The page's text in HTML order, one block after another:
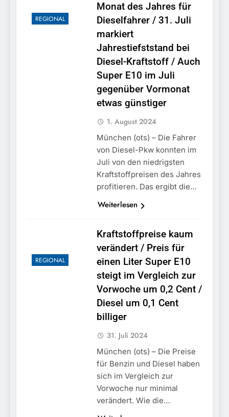
REGIONAL
Monat des Jahres für
Dieselfahrer / 31. Juli
markiert
Jahrestiefststand bei
Diesel-Kraftstoff / Auch
Super E10 im Juli
gegenüber Vormonat
etwas günstiger
1. August 2024
München (ots) – Die Fahrer
von Diesel-Pkw konnten im
Juli von den niedrigsten
Kraftstoffpreisen des Jahres
profitieren. Das ergibt die…
Weiterlesen
REGIONAL
Kraftstoffpreise kaum
verändert / Preis für
einen Liter Super E10
steigt im Vergleich zur
Vorwoche um 0,2 Cent /
Diesel um 0,1 Cent
billiger
31. Juli 2024
München (ots) – Die Preise
für Benzin und Diesel haben
sich im Vergleich zur
Vorwoche nur minimal
verändert. Wie die…